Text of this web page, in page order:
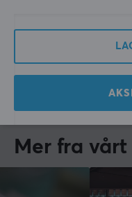
Tecsee Tbcats Studio Blue
Mer fra